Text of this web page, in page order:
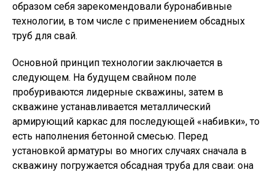
образом себя зарекомендовали буронабивные
технологии, в том числе с применением обсадных
труб для свай.
Основной принцип технологии заключается в
следующем. На будущем свайном поле
пробуриваются лидерные скважины, затем в
скважине устанавливается металлический
армирующий каркас для последующей «набивки», то
есть наполнения бетонной смесью. Перед
установкой арматуры во многих случаях сначала в
скважину погружается обсадная труба для сваи: она